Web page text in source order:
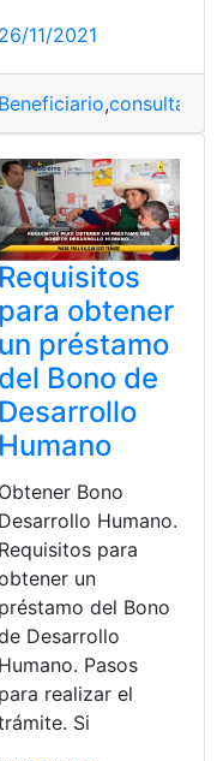
y Étnica,Ecuador,
26/11/2021
Beneficiario,consultar
Requisitos
para obtener
un préstamo
del Bono de
Desarrollo
Humano
Obtener Bono
Desarrollo Humano.
Requisitos para
un
préstamo del Bono
Desarrollo
Humano. Pasos
para realizar el
Si